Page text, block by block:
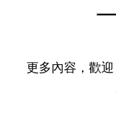
更多內容，歡迎